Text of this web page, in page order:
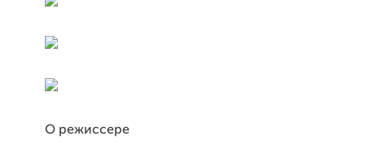
О режиссере